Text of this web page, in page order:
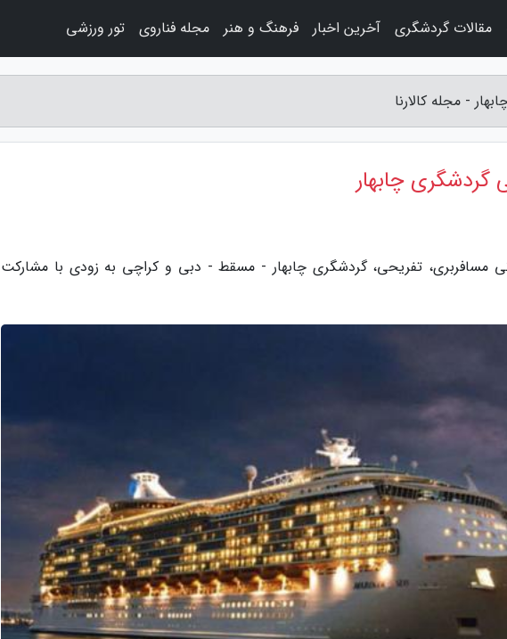
- مجله کالارنا
گردشگری چابهار
مسافربری، تفریحی، گردشگری چابهار - مسقط - دبی و کراچی به زودی با مشارکت
مقالات گردشگری آخرین اخبار فرهنگ و هنر مجله فناروی تور ورزشی